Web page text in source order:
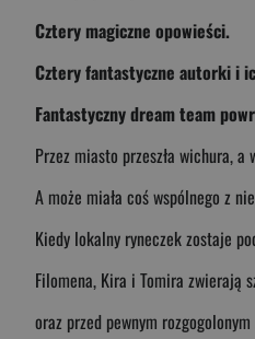
Cztery magiczne opowieści.
Cztery fantastyczne autorki i
Fantastyczny dream team
Przez miasto przeszła wichura,
A może miała coś wspólnego z
Kiedy lokalny ryneczek zostaje
Filomena, Kira i Tomira zwierają
oraz przed pewnym